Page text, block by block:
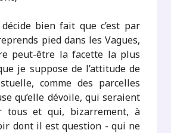
bien fait que c’est par
pied dans les Vagues,
peut-être la facette la plus
je suppose de l’attitude de
comme des parcelles
qu’elle dévoile, qui seraient
tous et qui, bizarrement, à
dont il est question - qui ne